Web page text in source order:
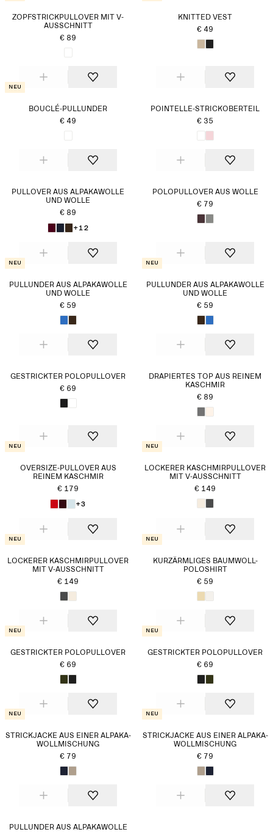
ZOPFSTRICKPULLOVER MIT V-
AUSSCHNITT
€ 89
KNITTED VEST
€ 49
Neu
BOUCLÉ-PULLUNDER
€ 49
POINTELLE-STRICKOBERTEIL
€ 35
PULLOVER AUS ALPAKAWOLLE
UND WOLLE
€ 89
+12
POLOPULLOVER AUS WOLLE
€ 79
Neu
PULLUNDER AUS ALPAKAWOLLE
UND WOLLE
€ 59
Neu
PULLUNDER AUS ALPAKAWOLLE
UND WOLLE
€ 59
GESTRICKTER POLOPULLOVER
€ 69
DRAPIERTES TOP AUS REINEM
KASCHMIR
€ 89
Neu
OVERSIZE-PULLOVER AUS
REINEM KASCHMIR​
€ 179
+3
Neu
LOCKERER KASCHMIRPULLOVER
MIT V-AUSSCHNITT
€ 149
Neu
LOCKERER KASCHMIRPULLOVER
MIT V-AUSSCHNITT
€ 149
Neu
KURZÄRMLIGES BAUMWOLL-
POLOSHIRT
€ 59
Neu
GESTRICKTER POLOPULLOVER
€ 69
Neu
GESTRICKTER POLOPULLOVER
€ 69
Neu
STRICKJACKE AUS EINER ALPAKA-
WOLLMISCHUNG
€ 79
Neu
STRICKJACKE AUS EINER ALPAKA-
WOLLMISCHUNG
€ 79
PULLUNDER AUS ALPAKAWOLLE